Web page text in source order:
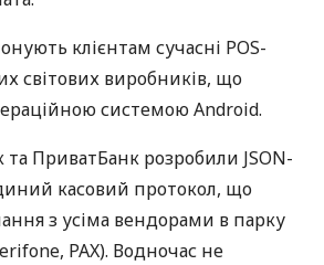
клієнтам сучасні POS-
світових виробників, що
системою Android.
ПриватБанк розробили JSON-
касовий протокол, що
з усіма вендорами в парку
PAX). Водночас не